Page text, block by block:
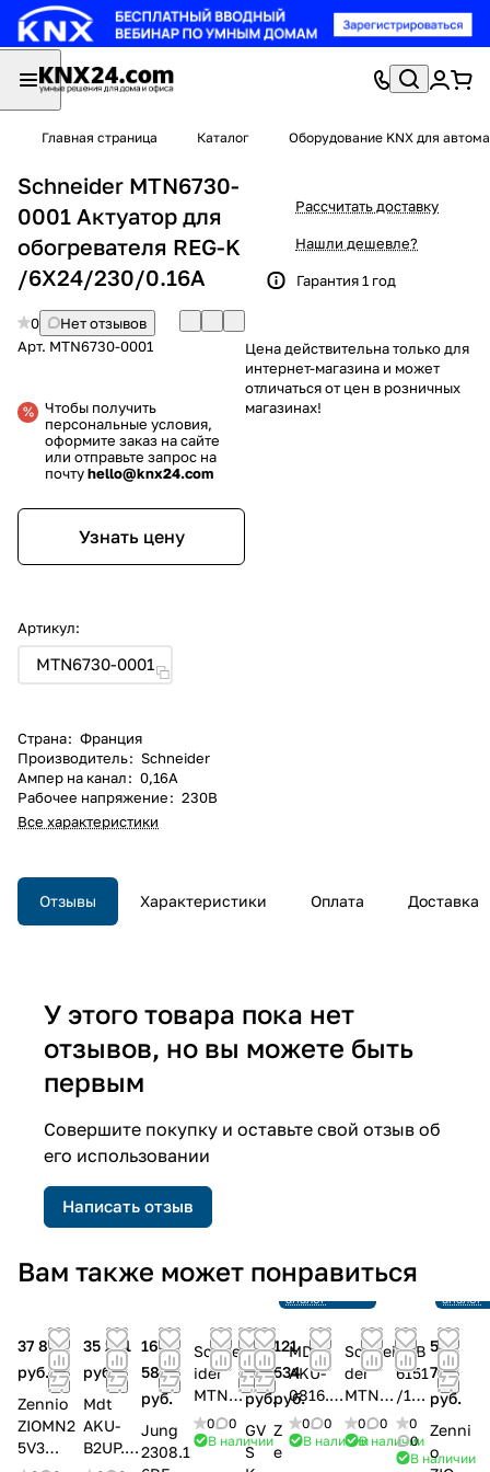
Главная страница Каталог Оборудование KNX для
Schneider MTN6730-
0001 Актуатор для
обогревателя REG-K
/6Х24/230/0.16А
0
Нет отзывов
Арт. MTN6730-0001
Чтобы получить
персональные условия,
оформите заказ на сайте
или отправьте запрос на
почтуhello@knx24.com
Узнать цену
Артикул:
MTN6730-0001
Страна: Франция
Производитель: Schneider
Ампер на канал: 0,16A
Рабочее напряжение: 230В
Все характеристики
Рассчитать доставку
Нашли дешевле?
Гарантия 1 год
Цена действительна только для
интернет-магазина и может
отличаться от цен в розничных
магазинах!
Отзывы Характеристики Оплата Доставка
У этого товара пока нет
отзывов, но вы можете быть
первым
Совершите покупку и оставьте свой отзыв об
его использовании
Написать отзыв
Вам также может понравиться
37 869
руб.
Zennio
ZIOMN2
5V3
35 261
руб.
Mdt
AKU-
B2UP.0
164
586
руб.
Jung
2308.1
Schne
ider
MTN6
49204
Актуа
0
0
В наличии
65
416
руб.
GV
S
производства
Ссылка на
121
534
руб.
Z
e
MDT
AKU-
0816.0
2
Актуат
0
0
В наличии
Schnei
der
MTN6
48493
Актуат
0
0
В наличии
ABB
6151
/11
U-
500
Рел
0
0
В наличии
57
794
руб.
Zenni
o